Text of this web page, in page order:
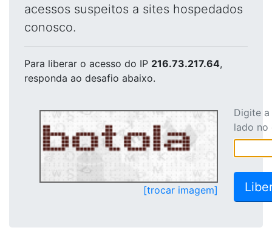
acessos suspeitos a sites hospedados
conosco.
Para liberar o acesso do IP 216.73.217.64,
responda ao desafio abaixo.
[trocar imagem]
Digite
lado no